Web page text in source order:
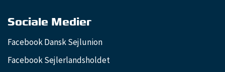
Sociale Medier
Facebook Dansk Sejlunion
Facebook Sejlerlandsholdet